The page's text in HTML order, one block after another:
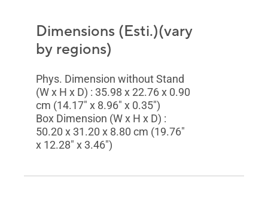
Dimensions (Esti.)(vary
by regions)
Phys. Dimension without Stand
(W x H x D) : 35.98 x 22.76 x 0.90
cm (14.17" x 8.96" x 0.35")
Box Dimension (W x H x D) :
50.20 x 31.20 x 8.80 cm (19.76"
x 12.28" x 3.46")